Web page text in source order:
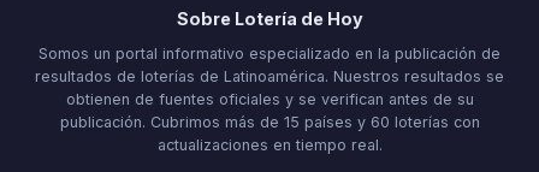
Sobre Lotería de Hoy
Somos un portal informativo especializado en la publicación de
resultados de loterías de Latinoamérica. Nuestros resultados se
obtienen de fuentes oficiales y se verifican antes de su
publicación. Cubrimos más de 15 países y 60 loterías con
actualizaciones en tiempo real.